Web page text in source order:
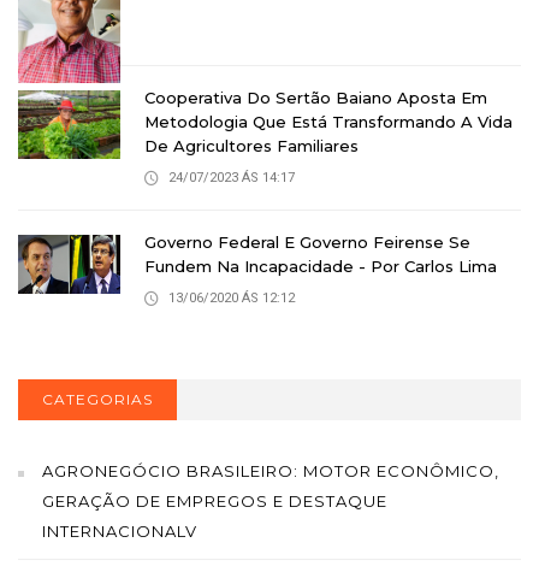
Cooperativa Do Sertão Baiano Aposta Em
Metodologia Que Está Transformando A Vida
De Agricultores Familiares
24/07/2023 ÁS 14:17
Governo Federal E Governo Feirense Se
Fundem Na Incapacidade - Por Carlos Lima
13/06/2020 ÁS 12:12
CATEGORIAS
AGRONEGÓCIO BRASILEIRO: MOTOR ECONÔMICO,
GERAÇÃO DE EMPREGOS E DESTAQUE
INTERNACIONALV